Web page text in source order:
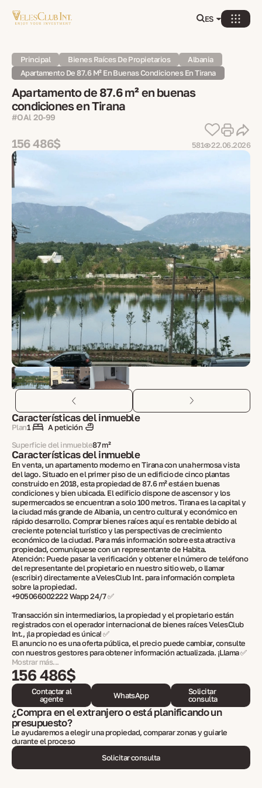
ES
Principal Bienes Raíces De Propietarios
Albania
Apartamento De 87.6 M² En Buenas Condiciones En Tirana
Apartamento de 87.6 m² en buenas
condiciones en Tirana
#OAl 20-99
156 486$ 581 22.06.2026
Características del inmueble
Plan1
A petición
Superficie del inmueble87 m²
Características del inmueble
En venta, un apartamento moderno en Tirana con una hermosa vista
del lago. Situado en el primer piso de un edificio de cinco plantas
construido en 2018, esta propiedad de 87.6 m² está en buenas
condiciones y bien ubicada. El edificio dispone de ascensor y los
supermercados se encuentran a solo 100 metros. Tirana es la capital y
la ciudad más grande de Albania, un centro cultural y económico en
rápido desarrollo. Comprar bienes raíces aquí es rentable debido al
creciente potencial turístico y las perspectivas de crecimiento
económico de la ciudad. Para más información sobre esta atractiva
propiedad, comuníquese con un representante de Habita.
Atención: Puede pasar la verificación y obtener el número de teléfono
del representante del propietario en nuestro sitio web, o llamar
(escribir) directamente a VelesClub Int. para información completa
sobre la propiedad.
+905066002222 Wapp 24/7 ✅
Transacción sin intermediarios, la propiedad y el propietario están
registrados con el operador internacional de bienes raíces VelesClub
Int., ¡la propiedad es única! ✅
El anuncio no es una oferta pública, el precio puede cambiar, consulte
con nuestros gestores para obtener información actualizada. ¡Llama ✅
Mostrar más...
156 486$
Contactar al
agente
WhatsApp
Solicitar
consulta
¿Compra en el extranjero o está planificando un
presupuesto?
Le ayudaremos a elegir una propiedad, comparar zonas y guiarle
durante el proceso
Solicitar consulta